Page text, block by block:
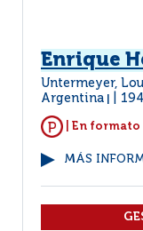
Enrique
Untermeyer,
Argentina
| En formato
MÁS